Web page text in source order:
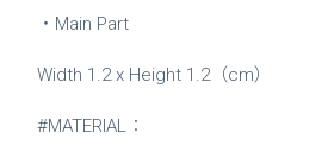
・Main Part
Width 1.2 x Height 1.2（cm）
#MATERIAL：